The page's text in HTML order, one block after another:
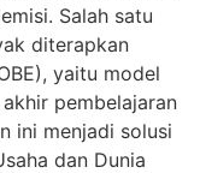
Salah satu
diterapkan
yaitu model
pembelajaran
ini menjadi solusi
dan Dunia